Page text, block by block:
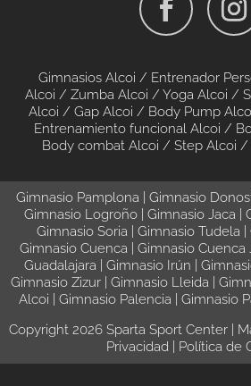
Gimnasios Alcoi / Entrenador
Alcoi / Zumba Alcoi / Yoga Alcoi /
Alcoi / Gap Alcoi / Body Pump
Entrenamiento funcional Alcoi /
Body combat Alcoi / Step Alcoi /
Gimnasio Pamplona| Gimnasio
Gimnasio Logroño
Gimnasio Jaca
Gimnasio Soria| Gimnasio Tudela|
Gimnasio Cuenca| Gimnasio Cuenca
Guadalajara
Gimnasio Irún
Gimnasio Zizur| Gimnasio Lleida|
Alcoi
Gimnasio Palencia| Gimnasio
Copyright 2026 Sparta Sport Center |
Privacidad| Política de